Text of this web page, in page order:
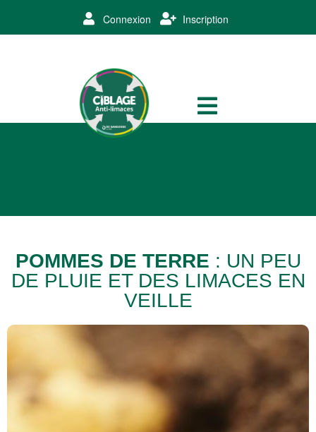
Connexion Inscription
POMMES DE TERRE : UN PEU
DE PLUIE ET DES LIMACES EN
VEILLE